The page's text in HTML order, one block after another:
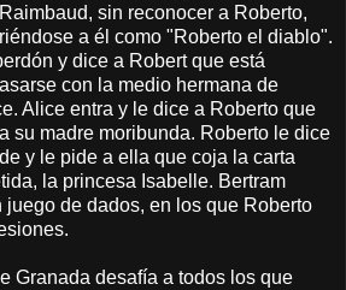
sin reconocer a Roberto,
a él como "Roberto el diablo".
y dice a Robert que está
con la medio hermana de
Alice entra y le dice a Roberto que
su madre moribunda. Roberto le dice
y le pide a ella que coja la carta
la princesa Isabelle. Bertram
juego de dados, en los que Roberto
Granada desafía a todos los que